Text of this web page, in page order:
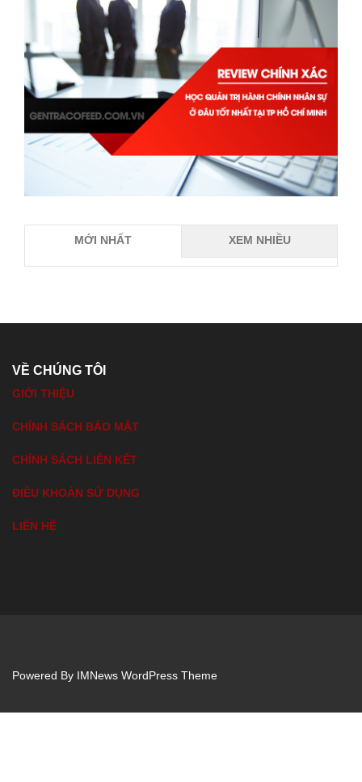
MỚI NHẤT XEM NHIỀU
VỀ CHÚNG TÔI
GIỚI THIỆU
CHÍNH SÁCH BẢO MẬT
CHÍNH SÁCH LIÊN KẾT
ĐIỀU KHOẢN SỬ DỤNG
LIÊN HỆ
Powered By IMNews WordPress Theme